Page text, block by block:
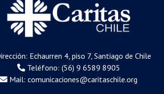
Echaurren 4, piso 7, Santiago de Chile
Teléfono: (56) 9 6589 8905
Mail: comunicaciones@caritaschile.org